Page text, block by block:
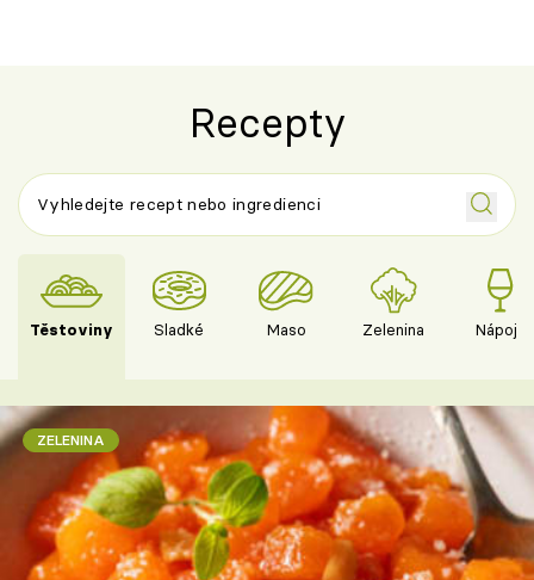
Recepty
Těstoviny Sladké Maso Zelenina Nápoje
ZELENINA